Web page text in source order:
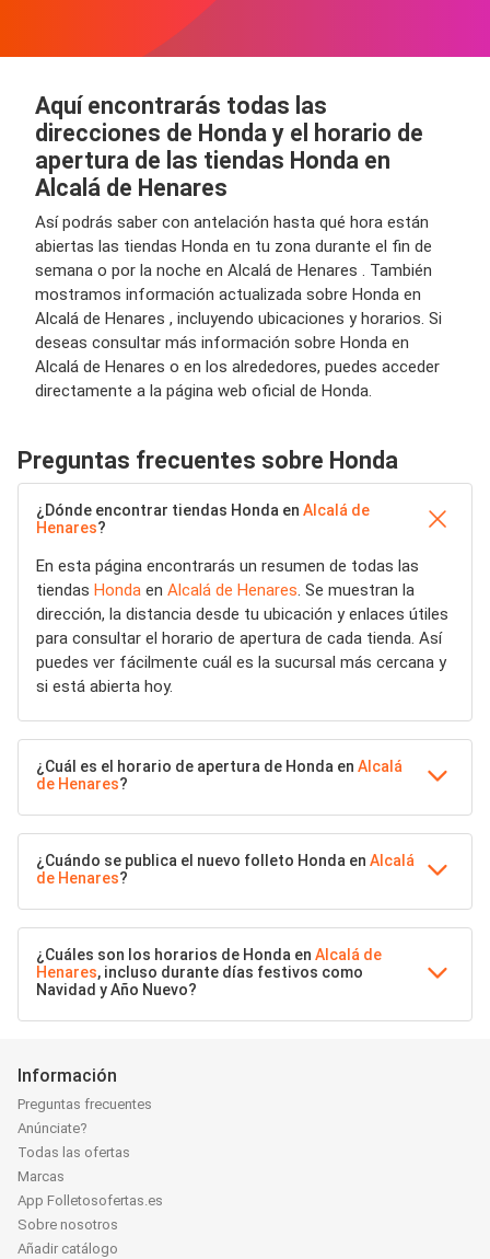
Aquí encontrarás todas las
direcciones de Honda y el horario de
apertura de las tiendas Honda en
Alcalá de Henares
Así podrás saber con antelación hasta qué hora están
abiertas las tiendas Honda en tu zona durante el fin de
semana o por la noche en Alcalá de Henares . También
mostramos información actualizada sobre Honda en
Alcalá de Henares , incluyendo ubicaciones y horarios. Si
deseas consultar más información sobre Honda en
Alcalá de Henares o en los alrededores, puedes acceder
directamente a la página web oficial de Honda.
Preguntas frecuentes sobre Honda
¿Dónde encontrar tiendas Honda en Alcalá de
Henares?
En esta página encontrarás un resumen de todas las
tiendas Honda en Alcalá de Henares. Se muestran la
dirección, la distancia desde tu ubicación y enlaces útiles
para consultar el horario de apertura de cada tienda. Así
puedes ver fácilmente cuál es la sucursal más cercana y
si está abierta hoy.
¿Cuál es el horario de apertura de Honda en Alcalá
de Henares?
¿Cuándo se publica el nuevo folleto Honda en Alcalá
de Henares?
¿Cuáles son los horarios de Honda en Alcalá de
Henares, incluso durante días festivos como
Navidad y Año Nuevo?
Información
Preguntas frecuentes
Anúnciate?
Todas las ofertas
Marcas
App Folletosofertas.es
Sobre nosotros
Añadir catálogo